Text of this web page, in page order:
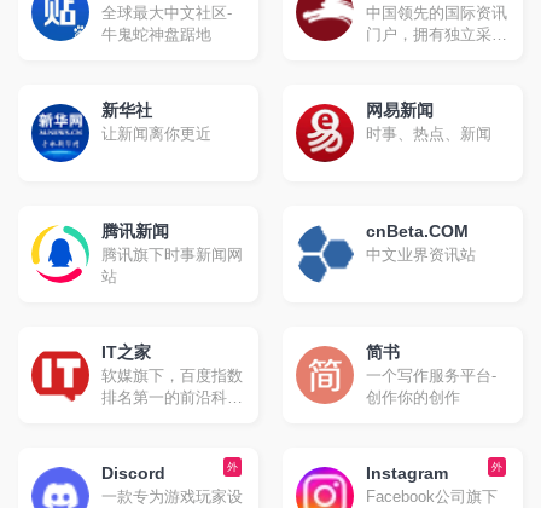
全球最大中文社区-
牛鬼蛇神盘踞地
中国领先的国际资讯
门户，拥有独立采编
时报的国际视野，力
求及时、客观、权
威、独立地报道新
网用户提供与国际生
活相关的资讯服务、
与国际之间沟通与交
流的桥梁。
新华社
让新闻离你更近
网易新闻
时事、热点、新闻
腾讯新闻
腾讯旗下时事新闻网
站
cnBeta.COM
中文业界资讯站
IT之家
软媒旗下，百度指数
排名第一的前沿科技
简书
一个写作服务平台-
创作你的创作
外
Discord
一款专为游戏玩家设
外
Instagram
Facebook公司旗下